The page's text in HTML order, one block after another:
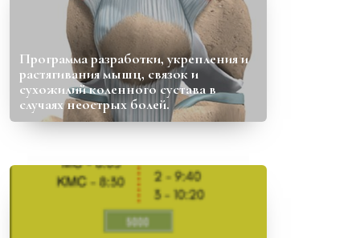
Программа разработки, укрепления и
растягивания мышц, связок и
сухожилий коленного сустава в
случаях неострых болей.